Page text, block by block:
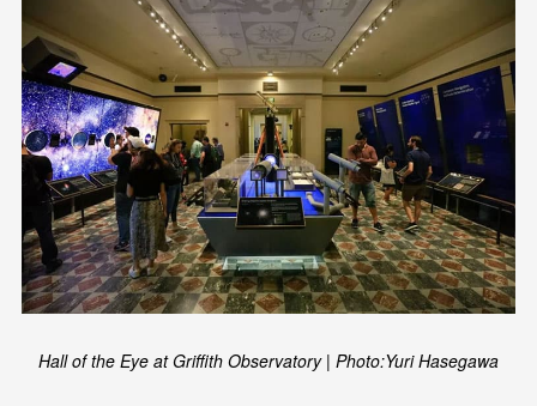
Hall of the Eye at Griffith Observatory | Photo:Yuri Hasegawa